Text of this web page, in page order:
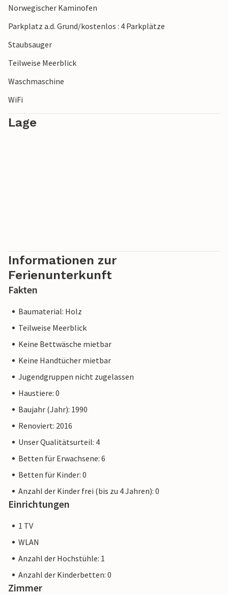
Norwegischer Kaminofen
Parkplatz a.d. Grund/kostenlos : 4 Parkplätze
Staubsauger
Teilweise Meerblick
Waschmaschine
WiFi
Lage
Informationen zur
Ferienunterkunft
Fakten
Baumaterial: Holz
Teilweise Meerblick
Keine Bettwäsche mietbar
Keine Handtücher mietbar
Jugendgruppen nicht zugelassen
Haustiere: 0
Baujahr (Jahr): 1990
Renoviert: 2016
Unser Qualitätsurteil: 4
Betten für Erwachsene: 6
Betten für Kinder: 0
Anzahl der Kinder frei (bis zu 4 Jahren): 0
Einrichtungen
1 TV
WLAN
Anzahl der Hochstühle: 1
Anzahl der Kinderbetten: 0
Zimmer